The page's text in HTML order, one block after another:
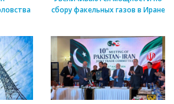
сбору факельных газов в Иране